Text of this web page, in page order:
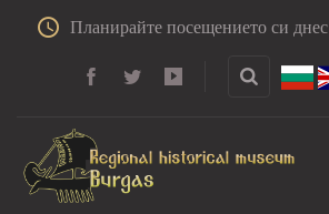
Планирайте посещението си днес